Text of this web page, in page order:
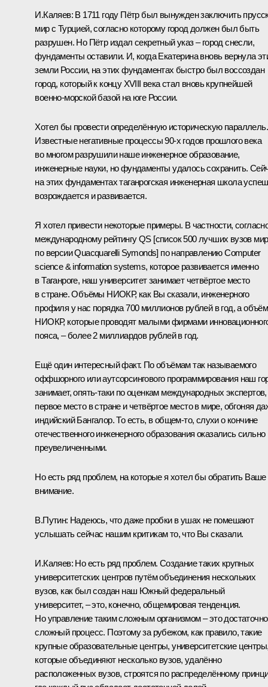
И.Каляев: В 1711 году Пётр был вынужден заключить
мир с Турцией, согласно которому город должен был быть
разрушен. Но Пётр издал секретный указ – город снесли,
фундаменты оставили. И, когда Екатерина вновь вернула
земли России, на этих фундаментах быстро был воссоздан
город, который к концу XVIII века стал вновь крупнейшей
военно-морской базой на юге России.
Хотел бы провести определённую историческую параллель.
Известные негативные процессы 90-х годов прошлого века
во многом разрушили наше инженерное образование,
инженерные науки, но фундаменты удалось сохранить.
на этих фундаментах таганрогская инженерная школа
возрождается и развивается.
Я хотел привести некоторые примеры. В частности,
международному рейтингу QS [список 500 лучших вузов
по версии Quacquarelli Symonds] по направлению Computer
science & information systems, которое развивается именно
в Таганроге, наш университет занимает четвёртое место
в стране. Объёмы НИОКР, как Вы сказали, инженерного
профиля у нас порядка 700 миллионов рублей в год, а
НИОКР, которые проводят малыми фирмами
пояса, – более 2 миллиардов рублей в год.
Ещё один интересный факт. По объёмам так называемого
оффшорного или аутсорсингового программирования наш
занимает, опять‑таки по оценкам международных экспертов,
первое место в стране и четвёртое место в мире, обгоняя
индийский Бангалор. То есть, в общем‑то, слухи о кончине
отечественного инженерного образования оказались сильно
преувеличенными.
Но есть ряд проблем, на которые я хотел бы обратить Ваше
внимание.
В.Путин: Надеюсь, что даже пробки в ушах не помешают
услышать сейчас нашим критикам то, что Вы сказали.
И.Каляев: Но есть ряд проблем. Создание таких крупных
университетских центров путём объединения нескольких
вузов, как был создан наш Южный федеральный
университет, – это, конечно, общемировая тенденция.
Но управление таким сложным организмом – это достаточно
сложный процесс. Поэтому за рубежом, как правило, такие
крупные образовательные центры, университетские
которые объединяют несколько вузов, удалённо
расположенных вузов, строятся по распределённому